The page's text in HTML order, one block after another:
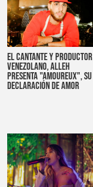
EL CANTANTE Y PRODUCTOR
VENEZOLANO, ALLEH
PRESENTA "AMOUREUX", SU
DECLARACIÓN DE AMOR